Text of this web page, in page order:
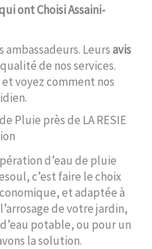
ont Choisi Assaini-
Leursavis
de nos services.
voyez comment nos
Pluie près de LA RESIE
d’eau de pluie
c’est faire le choix
et adaptée à
de votre jardin,
potable, ou pour un
la solution.